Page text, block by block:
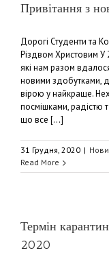
Привітання з
Дорогі Студенти та
Різдвом Христовим У
які нам разом
новими здобутками,
вірою у найкраще.
посмішками, радістю
що все [...]
31 Грудня, 2020 |
Read More
Термін
2020